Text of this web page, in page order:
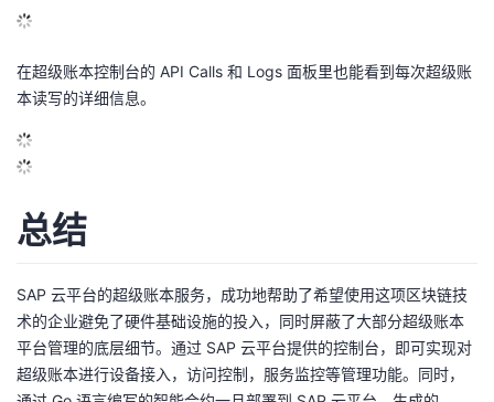
在超级账本控制台的 API Calls 和 Logs 面板里也能看到每次超级账
本读写的详细信息。
总结
SAP 云平台的超级账本服务，成功地帮助了希望使用这项区块链技
术的企业避免了硬件基础设施的投入，同时屏蔽了大部分超级账本
平台管理的底层细节。通过 SAP 云平台提供的控制台，即可实现对
超级账本进行设备接入，访问控制，服务监控等管理功能。同时，